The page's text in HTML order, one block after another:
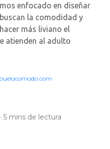
enfocado en diseñar
la comodidad y
más liviano el
atienden al adulto
5 mins de lectura